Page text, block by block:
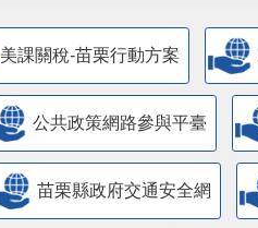
美課關稅-苗栗行動方案
公共政策網路參與平臺
苗栗縣政府交通安全網